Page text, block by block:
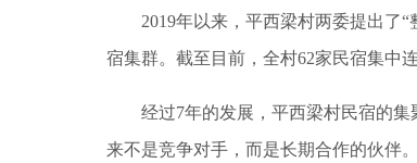
2019年以来，平西梁村两委提出了“
宿集群。截至目前，全村62家民宿集中
经过7年的发展，平西梁村民宿的集
来不是竞争对手，而是长期合作的伙伴